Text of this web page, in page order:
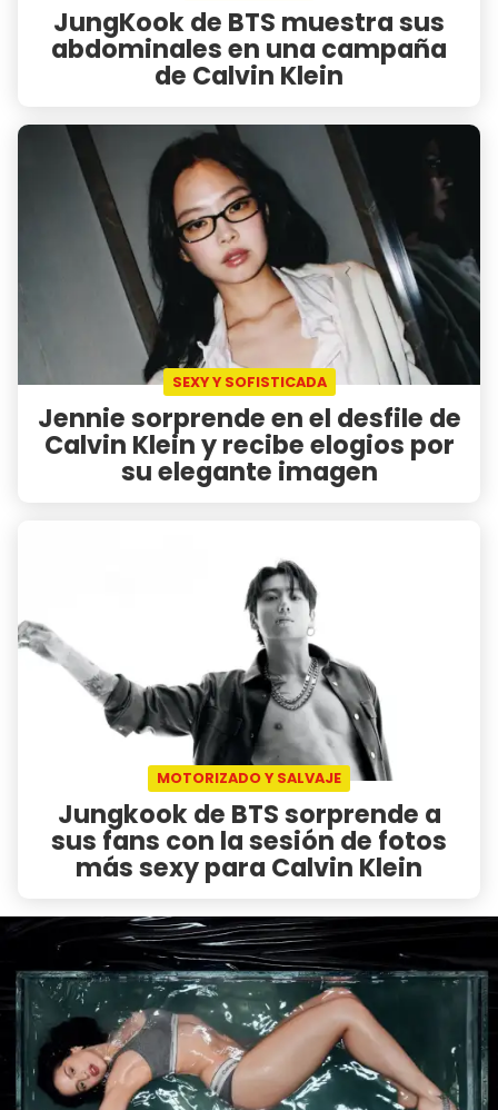
JungKook de BTS muestra sus
abdominales en una campaña
de Calvin Klein
SEXY Y SOFISTICADA
Jennie sorprende en el desfile de
Calvin Klein y recibe elogios por
su elegante imagen
MOTORIZADO Y SALVAJE
Jungkook de BTS sorprende a
sus fans con la sesión de fotos
más sexy para Calvin Klein